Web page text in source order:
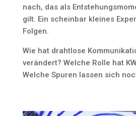
nach, das als
gilt. Ein scheinbar kleines
Folgen.
Wie hat drahtlose
verändert? Welche Rolle hat
Welche Spuren lassen sich